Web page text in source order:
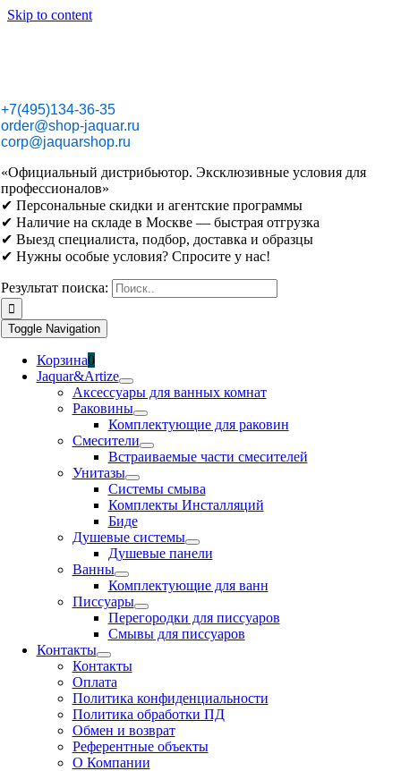
Skip to content
+7(495)134-36-35
order@shop-jaquar.ru
corp@jaquarshop.ru
«Официальный дистрибьютор. Эксклюзивные условия для
профессионалов»
✔ Персональные скидки и агентские программы
✔ Наличие на складе в Москве — быстрая отгрузка
✔ Выезд специалиста, подбор, доставка и образцы
✔ Нужны особые условия? Спросите у нас!
Результат поиска:
Toggle Navigation
Корзина0
Jaquar&Artize
Аксессуары для ванных комнат
Раковины
Комплектующие для раковин
Смесители
Встраиваемые части смесителей
Унитазы
Системы смыва
Комплекты Инсталляций
Биде
Душевые системы
Душевые панели
Ванны
Комплектующие для ванн
Писсуары
Перегородки для писсуаров
Смывы для писсуаров
Контакты
Контакты
Оплата
Политика конфиденциальности
Политика обработки ПД
Обмен и возврат
Референтные объекты
О Компании